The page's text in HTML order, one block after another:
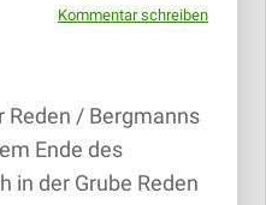
Kommentar schreiben
Reden / Bergmanns
Ende des
in der Grube Reden